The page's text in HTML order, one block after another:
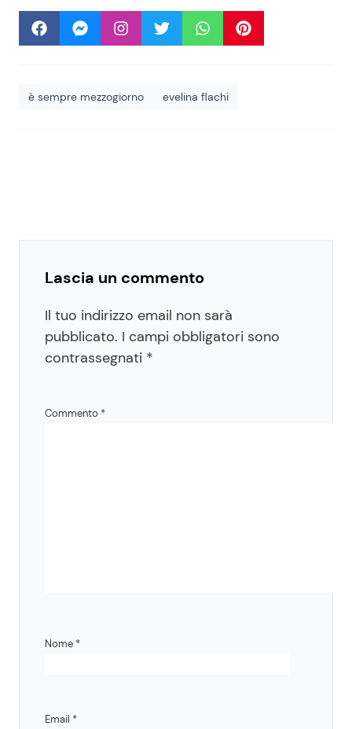
è sempre mezzogiorno evelina flachi
Lascia un commento
Il tuo indirizzo email non sarà
pubblicato. I campi obbligatori sono
contrassegnati *
Commento *
Nome *
Email *